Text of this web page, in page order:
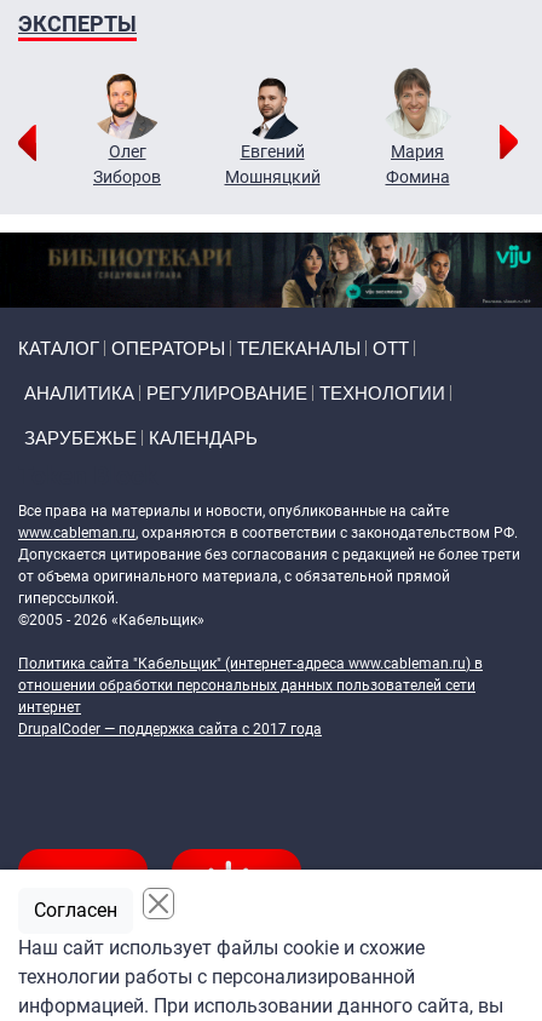
ЭКСПЕРТЫ
Олег
Зиборов
Евгений
Мошняцкий
Мария
Фомина
КАТАЛОГ ОПЕРАТОРЫ ТЕЛЕКАНАЛЫ ОТТ
АНАЛИТИКА РЕГУЛИРОВАНИЕ ТЕХНОЛОГИИ
ЗАРУБЕЖЬЕ КАЛЕНДАРЬ
Все права на материалы и новости, опубликованные на сайте
www.cableman.ru, охраняются в соответствии с законодательством РФ.
Допускается цитирование без согласования с редакцией не более трети
от объема оригинального материала, с обязательной прямой
гиперссылкой.
©2005 - 2026 «Кабельщик»
Политика сайта "Кабельщик" (интернет-адреса www.cableman.ru) в
отношении обработки персональных данных пользователей сети
интернет
DrupalCoder — поддержка сайта c 2017 года
Подпишитесь
Наш сайт использует файлы cookie и схожие
технологии работы с персонализированной
информацией. При использовании данного сайта, вы
Согласен